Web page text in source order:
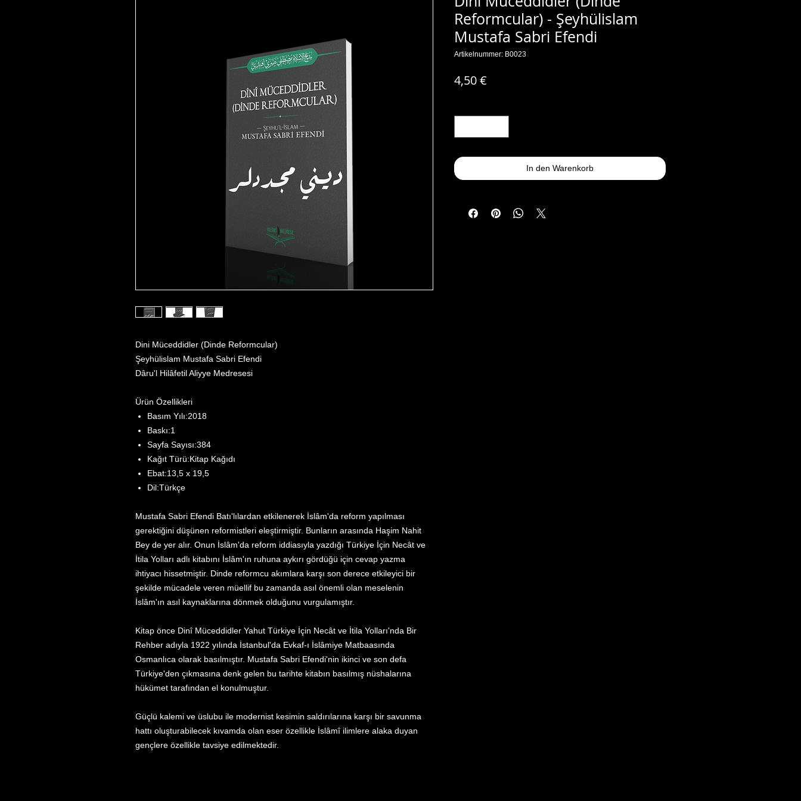
Dini Müceddidler (Dinde Reformcular)
Şeyhülislam Mustafa Sabri Efendi
Dâru'l Hilâfetil Aliyye Medresesi
Ürün Özellikleri
Basım Yılı:2018
Baskı:1
Sayfa Sayısı:384
Kağıt Türü:Kitap Kağıdı
Ebat:13,5 x 19,5
Dil:Türkçe
Mustafa Sabri Efendi Batı'lılardan etkilenerek İslâm'da reform yapılması
gerektiğini düşünen reformistleri eleştirmiştir. Bunların arasında Haşim Nahit
Bey de yer alır. Onun İslâm'da reform iddiasıyla yazdığı Türkiye İçin Necât ve
İtila Yolları adlı kitabını İslâm'ın ruhuna aykırı gördüğü için cevap yazma
ihtiyacı hissetmiştir. Dinde reformcu akımlara karşı son derece etkileyici bir
şekilde mücadele veren müellif bu zamanda asıl önemli olan meselenin
İslâm'ın asıl kaynaklarına dönmek olduğunu vurgulamıştır.
Kitap önce Dinî Müceddidler Yahut Türkiye İçin Necât ve İtila Yolları'nda Bir
Rehber adıyla 1922 yılında İstanbul'da Evkaf-ı İslâmiye Matbaasında
Osmanlıca olarak basılmıştır. Mustafa Sabri Efendi'nin ikinci ve son defa
Türkiye'den çıkmasına denk gelen bu tarihte kitabın basılmış nüshalarına
hükümet tarafından el konulmuştur.
Güçlü kalemi ve üslubu ile modernist kesimin saldırılarına karşı bir savunma
hattı oluşturabilecek kıvamda olan eser özellikle İslâmî ilimlere alaka duyan
gençlere özellikle tavsiye edilmektedir.
Reformcular) - Şeyhülislam
Mustafa Sabri Efendi
Artikelnummer: B0023
4,50 €
In den Warenkorb